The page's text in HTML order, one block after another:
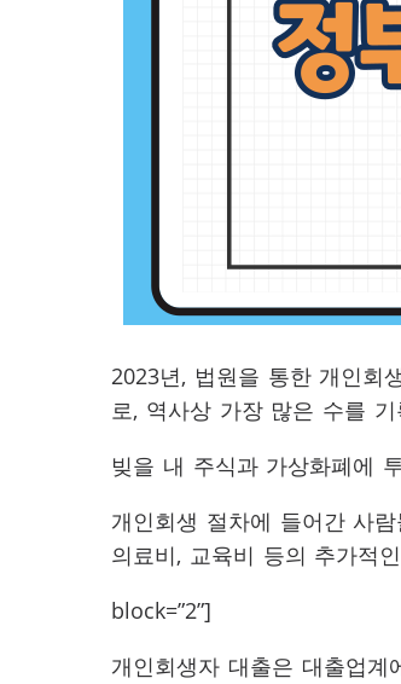
2023년, 법원을 통한 개인회
로, 역사상 가장 많은 수를 기
빚을 내 주식과 가상화폐에
개인회생 절차에 들어간 사
의료비, 교육비 등의 추가적
block=”2”]
개인회생자 대출은 대출업